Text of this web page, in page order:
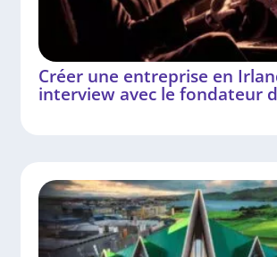
Créer une entreprise en
interview avec le fondateur